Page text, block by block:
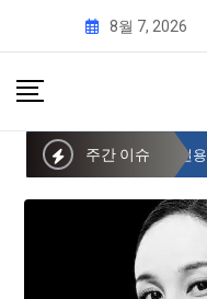
8월 7, 2026
주간 이슈